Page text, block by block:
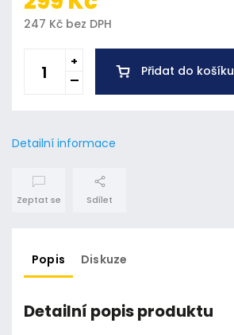
247 Kč bez DPH
Přidat do košíku
Detailní informace
Zeptat se Sdílet
Popis Diskuze
Detailní popis produktu